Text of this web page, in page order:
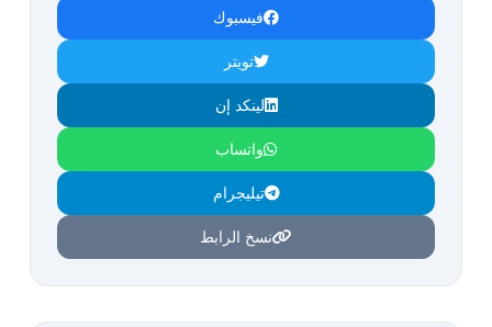
فيسبوك
تويتر
لينكد إن
واتساب
تيليجرام
نسخ الرابط